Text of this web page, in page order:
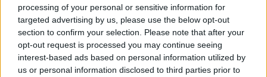
processing of your personal or sensitive information for
targeted advertising by us, please use the below opt-out
section to confirm your selection. Please note that after your
opt-out request is processed you may continue seeing
interest-based ads based on personal information utilized by
us or personal information disclosed to third parties prior to